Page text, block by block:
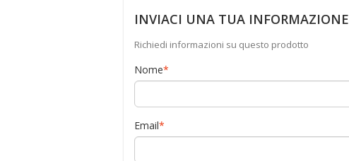
INVIACI UNA TUA INFORMAZIONE
Richiedi informazioni su questo prodotto
Nome*
Email*